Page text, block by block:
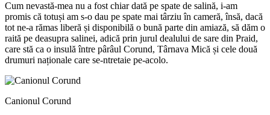
Cum nevastă-mea nu a fost chiar dată pe spate de salină, i-am
promis că totuși am s-o dau pe spate mai târziu în cameră, însă, dacă
tot ne-a rămas liberă și disponibilă o bună parte din amiază, să dăm o
raită pe deasupra salinei, adică prin jurul dealului de sare din Praid,
care stă ca o insulă între pârâul Corund, Târnava Mică și cele două
drumuri naționale care se-ntretaie pe-acolo.
Canionul Corund